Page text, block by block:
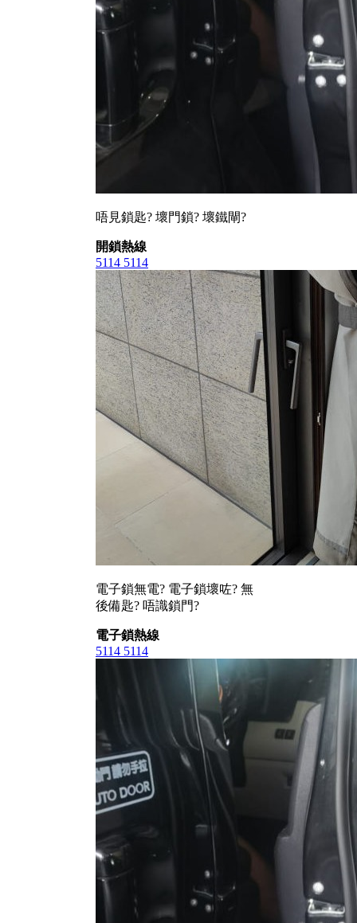
唔見鎖匙? 壞門鎖? 壞鐵閘?
開鎖熱線
5114 5114
電子鎖無電? 電子鎖壞咗? 無
後備匙? 唔識鎖門?
電子鎖熱線
5114 5114